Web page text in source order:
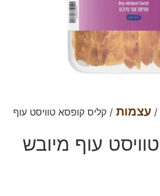
/ עצמות / קליס קופסא טוויסט עוף
עוף מיובש